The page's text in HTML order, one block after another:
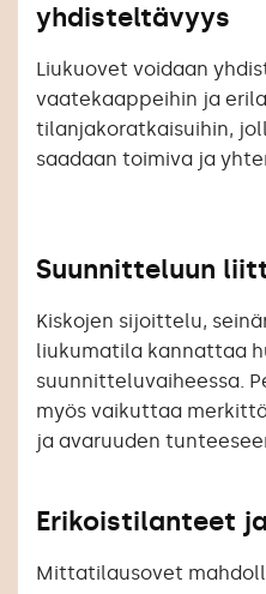
yhdisteltävyys
Liukuovet voidaan
vaatekaappeihin ja
tilanjakoratkaisuihin,
saadaan toimiva ja
Suunnitteluun
Kiskojen sijoittelu,
liukumatila kannattaa
suunnitteluvaiheessa.
myös vaikuttaa
ja avaruuden
Erikoistilanteet
Mittatilausovet